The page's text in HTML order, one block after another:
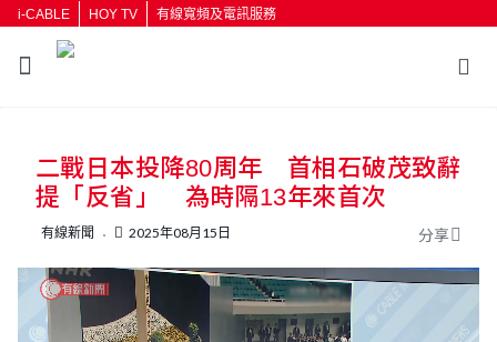
i-CABLE HOY TV 有線寬頻及電訊服務
按輸入鍵開始搜尋
二戰日本投降80周年 首相石破茂致辭
提「反省」 為時隔13年來首次
有線新聞 2025年08月15日 分享